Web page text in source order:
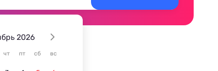
2026
чт пт сб вс